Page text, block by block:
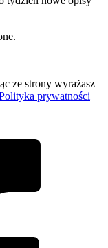
ze strony wyrażasz
prywatności